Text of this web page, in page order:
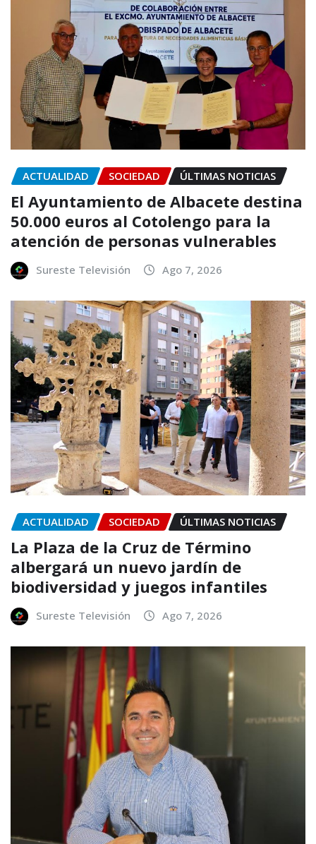
ACTUALIDAD SOCIEDAD ÚLTIMAS NOTICIAS
El Ayuntamiento de Albacete destina
50.000 euros al Cotolengo para la
atención de personas vulnerables
Sureste Televisión Ago 7, 2026
ACTUALIDAD SOCIEDAD ÚLTIMAS NOTICIAS
La Plaza de la Cruz de Término
albergará un nuevo jardín de
biodiversidad y juegos infantiles
Sureste Televisión Ago 7, 2026